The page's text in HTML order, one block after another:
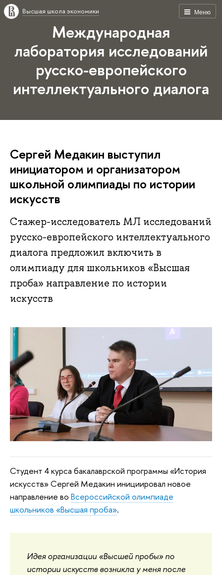
Меню
Высшая школа экономики
Международная
лаборатория исследований
русско-европейского
интеллектуального диалога
Сергей Медакин выступил
инициатором и организатором
школьной олимпиады по истории
искусств
Стажер-исследователь МЛ исследований
русско-европейского интеллектуального
диалога предложил включить в
олимпиаду для школьников «Высшая
проба» направление по истории
искусств
Студент 4 курса бакалаврской программы «История
искусств» Сергей Медакин инициировал новое
направление во Всероссийской олимпиаде
школьников «Высшая проба».
Идея организации «Высшей пробы» по
истории искусств возникла у меня после